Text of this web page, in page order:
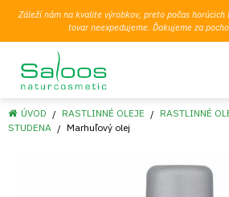
Záleží nám na kvalite výrobkov, preto počas
tovar neexpedujeme. Ďakujeme za
ÚVOD RASTLINNÉ OLEJE
RASTLINNÉ
STUDENA
Marhuľový olej